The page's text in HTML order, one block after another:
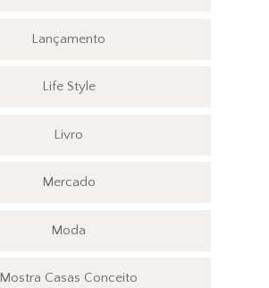
Lançamento
Life Style
Livro
Mercado
Moda
Mostra Casas Conceito